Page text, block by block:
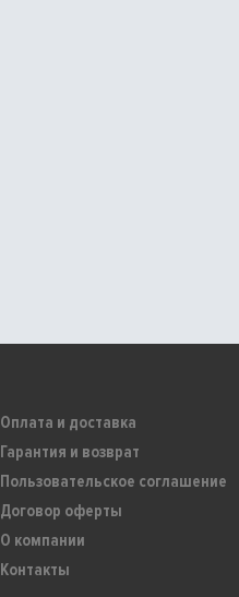
Оплата и доставка
Гарантия и возврат
Пользовательское соглашение
Договор оферты
О компании
Контакты